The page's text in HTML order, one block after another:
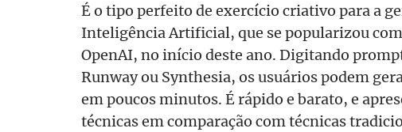
É o tipo perfeito de exercício criativo para a
Inteligência Artificial, que se popularizou
OpenAI, no início deste ano. Digitando
Runway ou Synthesia, os usuários podem
em poucos minutos. É rápido e barato, e
técnicas em comparação com técnicas